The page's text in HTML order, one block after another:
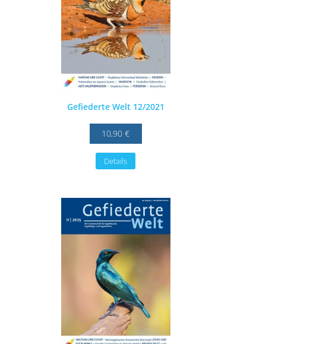
Gefiederte Welt 12/2021
10,90 €
Details